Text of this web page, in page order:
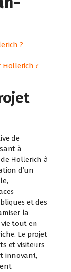
?
Hollerich ?
de
à
Hollerich à
d’un
et des
la
tout en
Le projet
et visiteurs
innovant,